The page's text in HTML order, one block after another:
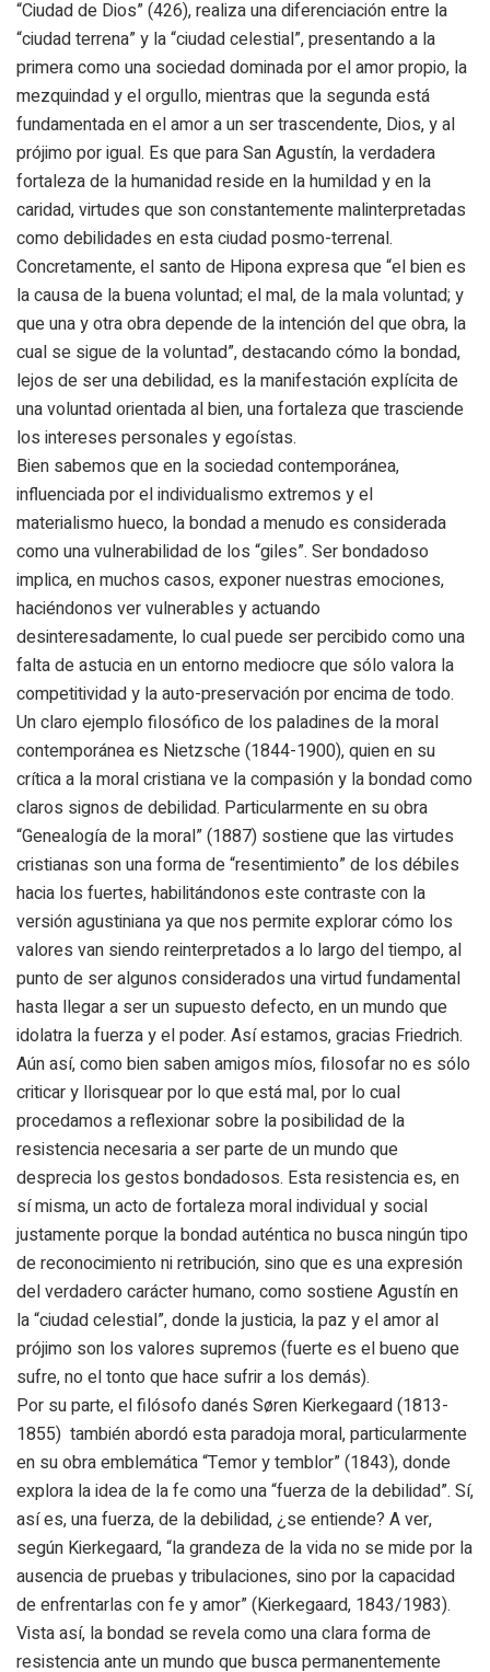
“Ciudad de Dios” (426), realiza una diferenciación entre la
“ciudad terrena” y la “ciudad celestial”, presentando a la
primera como una sociedad dominada por el amor propio, la
mezquindad y el orgullo, mientras que la segunda está
fundamentada en el amor a un ser trascendente, Dios, y al
prójimo por igual. Es que para San Agustín, la verdadera
fortaleza de la humanidad reside en la humildad y en la
caridad, virtudes que son constantemente malinterpretadas
como debilidades en esta ciudad posmo-terrenal.
Concretamente, el santo de Hipona expresa que “el bien es
la causa de la buena voluntad; el mal, de la mala voluntad; y
que una y otra obra depende de la intención del que obra, la
cual se sigue de la voluntad”, destacando cómo la bondad,
lejos de ser una debilidad, es la manifestación explícita de
una voluntad orientada al bien, una fortaleza que trasciende
los intereses personales y egoístas.
Bien sabemos que en la sociedad contemporánea,
influenciada por el individualismo extremos y el
materialismo hueco, la bondad a menudo es considerada
como una vulnerabilidad de los “giles”. Ser bondadoso
implica, en muchos casos, exponer nuestras emociones,
haciéndonos ver vulnerables y actuando
desinteresadamente, lo cual puede ser percibido como una
falta de astucia en un entorno mediocre que sólo valora la
competitividad y la auto-preservación por encima de todo.
Un claro ejemplo filosófico de los paladines de la moral
contemporánea es Nietzsche (1844-1900), quien en su
crítica a la moral cristiana ve la compasión y la bondad como
claros signos de debilidad. Particularmente en su obra
“Genealogía de la moral” (1887) sostiene que las virtudes
cristianas son una forma de “resentimiento” de los débiles
hacia los fuertes, habilitándonos este contraste con la
versión agustiniana ya que nos permite explorar cómo los
valores van siendo reinterpretados a lo largo del tiempo, al
punto de ser algunos considerados una virtud fundamental
hasta llegar a ser un supuesto defecto, en un mundo que
idolatra la fuerza y el poder. Así estamos, gracias Friedrich.
Aún así, como bien saben amigos míos, filosofar no es sólo
criticar y llorisquear por lo que está mal, por lo cual
procedamos a reflexionar sobre la posibilidad de la
resistencia necesaria a ser parte de un mundo que
desprecia los gestos bondadosos. Esta resistencia es, en
sí misma, un acto de fortaleza moral individual y social
justamente porque la bondad auténtica no busca ningún tipo
de reconocimiento ni retribución, sino que es una expresión
del verdadero carácter humano, como sostiene Agustín en
la “ciudad celestial”, donde la justicia, la paz y el amor al
prójimo son los valores supremos (fuerte es el bueno que
sufre, no el tonto que hace sufrir a los demás).
Por su parte, el filósofo danés Søren Kierkegaard (1813-
1855) también abordó esta paradoja moral, particularmente
en su obra emblemática “Temor y temblor” (1843), donde
explora la idea de la fe como una “fuerza de la debilidad”. Sí,
así es, una fuerza, de la debilidad, ¿se entiende? A ver,
según Kierkegaard, “la grandeza de la vida no se mide por la
ausencia de pruebas y tribulaciones, sino por la capacidad
de enfrentarlas con fe y amor” (Kierkegaard, 1843/1983).
Vista así, la bondad se revela como una clara forma de
resistencia ante un mundo que busca permanentemente